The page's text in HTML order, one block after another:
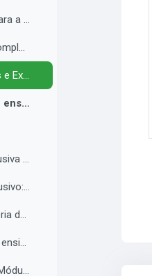
As principais barreiras para a inclusão.
Materiais para estudo complementar - Módulo 3.
Compartilhando Saberes e Experiências. 2
Módulo 4: Monitoria de ensino inclusiva no processo formativo de estudantes com Necessidades Educacionais Específicas - NEE no contexto da Educação Profissional e Tecnológica.
Monitoria de ensino inclusiva junto a estudante com Necessidades Educacionais Específicas - NEE no contexto da Educação Profissional e Tecnológica.
Monitoria de Ensino Inclusivo: Conceitos e Objetivos.
Contribuições da Monitoria de ensino inclusiva para o estudante com Necessidades Educacionais Específicas.
Glossário - Monitoria de ensino e educação inclusiva.
Materiais para estudo - Módulo 4.